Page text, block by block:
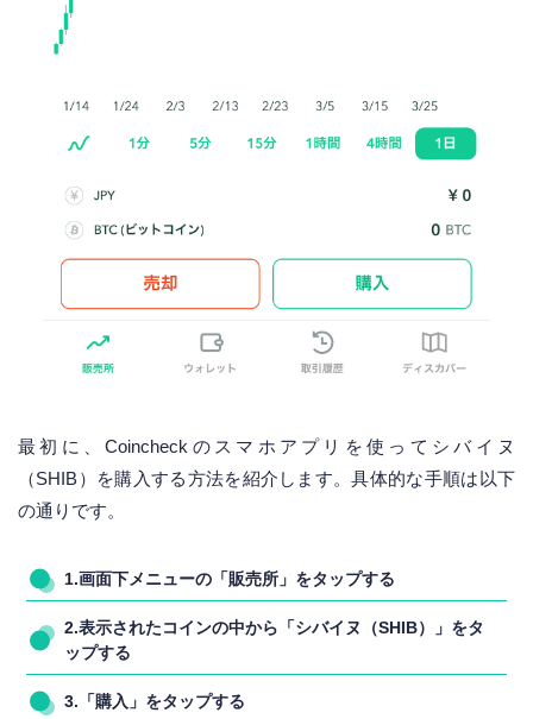
最初に、Coincheckのスマホアプリを使ってシバイヌ
（SHIB）を購入する方法を紹介します。具体的な手順は以下
の通りです。
1.画面下メニューの「販売所」をタップする
2.表示されたコインの中から「シバイヌ（SHIB）」をタ
ップする
3.「購入」をタップする